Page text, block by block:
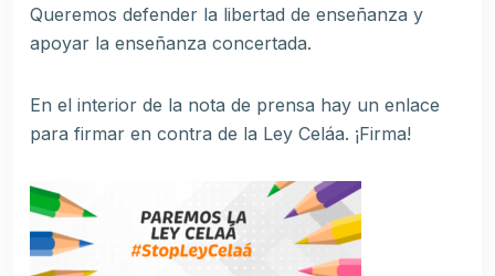
Queremos defender la libertad de enseñanza y
apoyar la enseñanza concertada.
En el interior de la nota de prensa hay un enlace
para firmar en contra de la Ley Celáa. ¡Firma!